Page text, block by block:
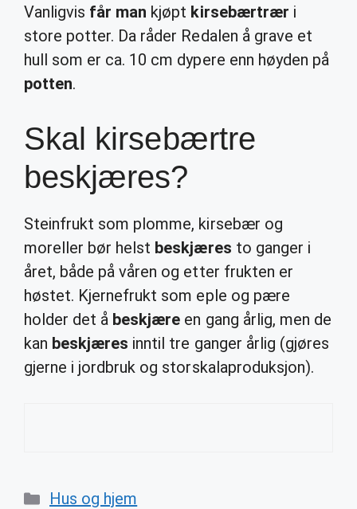
Vanligvis får man kjøpt kirsebærtrær i
store potter. Da råder Redalen å grave et
hull som er ca. 10 cm dypere enn høyden på
potten.
Skal kirsebærtre
beskjæres?
Steinfrukt som plomme, kirsebær og
moreller bør helst beskjæres to ganger i
året, både på våren og etter frukten er
høstet. Kjernefrukt som eple og pære
holder det å beskjære en gang årlig, men de
kan beskjæres inntil tre ganger årlig (gjøres
gjerne i jordbruk og storskalaproduksjon).
Categories
Hus og hjem